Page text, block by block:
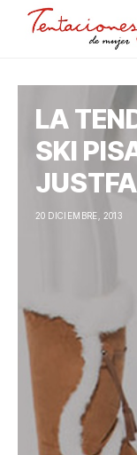
LA
SKI
20 DICIEMBRE, 2013